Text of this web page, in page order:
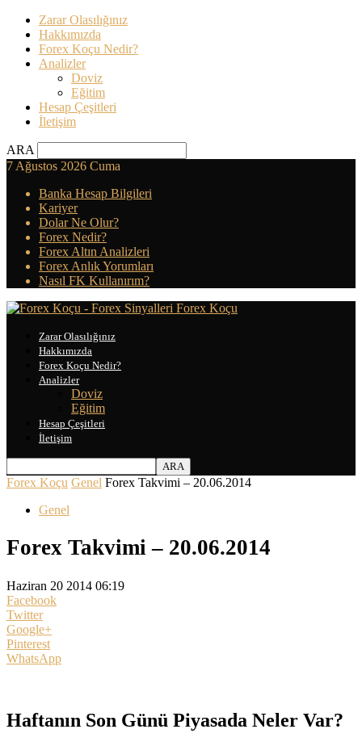
Zarar Olasılığınız
Hakkımızda
Forex Koçu Nedir?
Analizler
Doviz
Eğitim
Hesap Çeşitleri
İletişim
ARA
7 Ağustos 2026 Cuma
Banka Hesap Bilgileri
Kariyer
Dolar Ne Olur?
Forex Nedir?
Forex Altın Analizleri
Forex Anlık Yorumları
Nasıl FK Kullanırım?
Forex Koçu
Zarar Olasılığınız
Hakkımızda
Forex Koçu Nedir?
Analizler
Doviz
Eğitim
Hesap Çeşitleri
İletişim
Forex Koçu Genel Forex Takvimi – 20.06.2014
Genel
Forex Takvimi – 20.06.2014
Haziran 20 2014 06:19
Facebook
Twitter
Google+
Pinterest
WhatsApp
Haftanın Son Günü Piyasada Neler Var?